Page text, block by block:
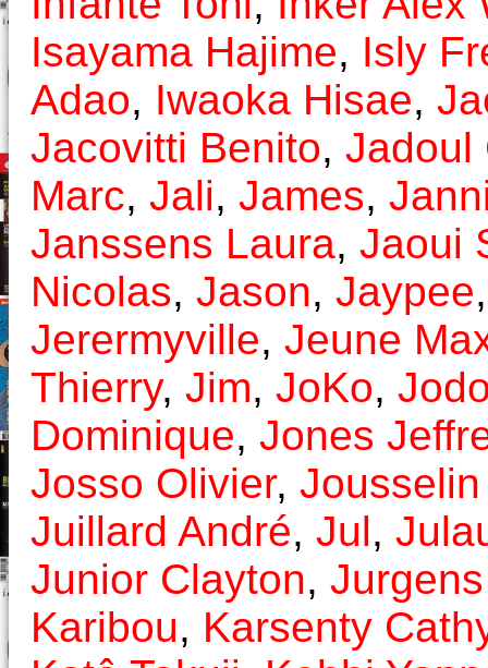
Isayama Hajime, Isly
Adao, Iwaoka Hisae,
Jacovitti Benito, Jadoul
Marc, Jali, James,
Janssens Laura, Jaoui
Nicolas, Jason, Jaypee
Jerermyville, Jeune
Thierry, Jim, JoKo,
Dominique, Jones
Josso Olivier,
Juillard André, Jul,
Junior Clayton,
Karibou, Karsenty